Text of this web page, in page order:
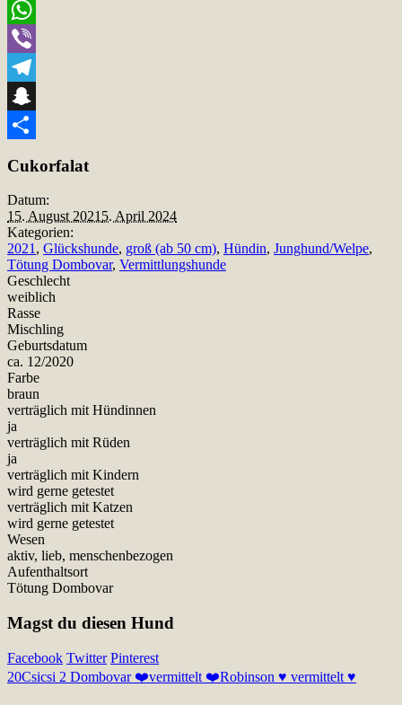
Email
WhatsApp
Viber
Telegram
Snapchat
Cukorfalat
Datum:
15. August 2021 5. April 2024
Kategorien:
2021 , Glückshunde, groß (ab 50 cm), Hündin, Junghund/Welpe,
Tötung Dombovar, Vermittlungshunde
Geschlecht
weiblich
Rasse
Mischling
Geburtsdatum
ca. 12/2020
Farbe
braun
verträglich mit Hündinnen
ja
verträglich mit Rüden
ja
verträglich mit Kindern
wird gerne getestet
verträglich mit Katzen
wird gerne getestet
Wesen
aktiv, lieb, menschenbezogen
Aufenthaltsort
Tötung Dombovar
Magst du diesen Hund
Facebook Twitter Pinterest
20Csicsi 2 Dombovar ❤️vermittelt ❤️Robinson ♥ vermittelt ♥